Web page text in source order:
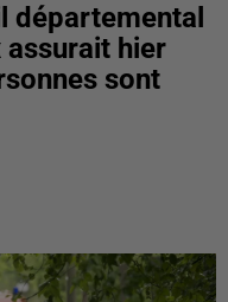
départemental
assurait hier
sont